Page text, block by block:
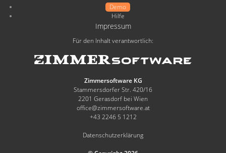
Demo
Hilfe
Impressum
Für den Inhalt verantwortlich:
Zimmersoftware KG
Stammersdorfer Str. 420/16
2201 Gerasdorf bei Wien
office@zimmersoftware.at
+43 2246 5 1212
Datenschutzerklärung